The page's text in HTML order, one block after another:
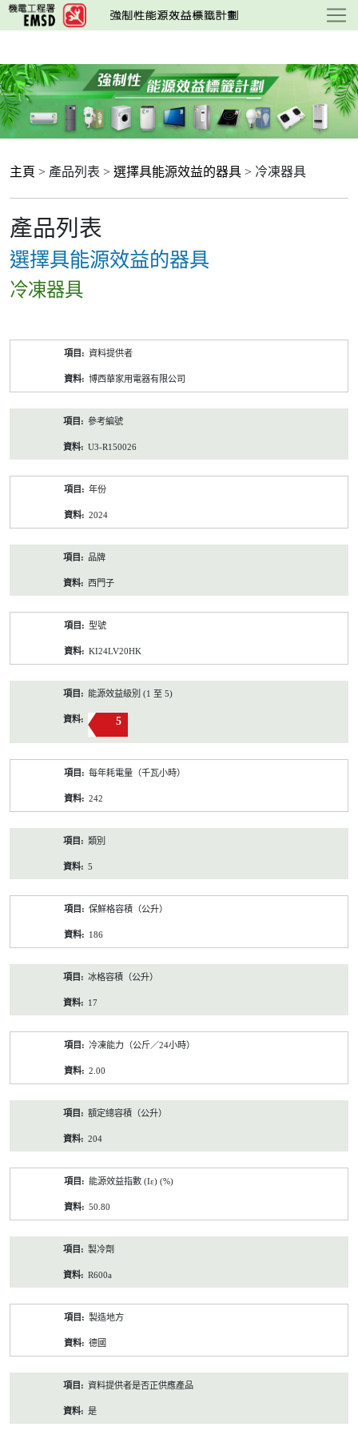
跳
至
要
內
容
主頁 > 產品列表 > 選擇具能源效益的器具 > 冷凍器具
產品列表
選擇具能源效益的器具
冷凍器具
資料提供者
博西華家用電器有限公司
參考編號
U3-R150026
年份
2024
品牌
西門子
型號
KI24LV20HK
能源效益級別 (1 至 5)
5
每年耗電量（千瓦小時）
242
類別
5
保鮮格容積（公升）
186
冰格容積（公升）
17
冷凍能力（公斤／24小時）
2.00
額定總容積（公升）
204
能源效益指數 (Iε) (%)
50.80
製冷劑
R600a
製造地方
德國
資料提供者是否正供應產品
是